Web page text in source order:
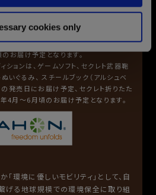
cookies only
となって登場！
ズ セクレト折りたたみ自転車は別送と
お届け予定となります。
ョンは、ゲームソフト、セクレト武器鞄
いぐるみ、 スチールブック（アルシュベ
発売日にお届け予定、セクレト折りたた
4月～6月頃のお届け予定となります。
環境に優しいモビリティ」として、自
げる地球規模での環境保全に取り組